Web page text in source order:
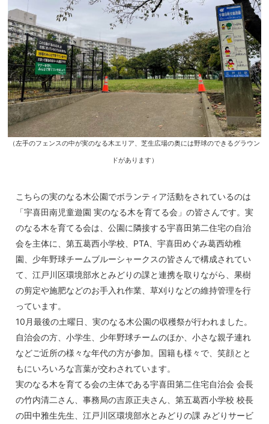
（左手のフェンスの中が実のなる木エリア、芝生広場の奥には野球のできるグラウン
ドがあります）
こちらの実のなる木公園でボランティア活動をされているのは
「宇喜田南児童遊園 実のなる木を育てる会」の皆さんです。実
のなる木を育てる会は、公園に隣接する宇喜田第二住宅の自治
会を主体に、第五葛西小学校、PTA、宇喜田めぐみ葛西幼稚
園、少年野球チームブルーシャークスの皆さんで構成されてい
て、江戸川区環境部水とみどりの課と連携を取りながら、果樹
の剪定や施肥などのお手入れ作業、草刈りなどの維持管理を行
っています。
10月最後の土曜日、実のなる木公園の収穫祭が行われました。
自治会の方、小学生、少年野球チームのほか、小さな親子連れ
などご近所の様々な年代の方が参加。国籍も様々で、笑顔とと
もにいろいろな言葉が交わされています。
実のなる木を育てる会の主体である宇喜田第二住宅自治会 会長
の竹内清二さん、事務局の吉原正夫さん、第五葛西小学校 校長
の田中雅生先生、江戸川区環境部水とみどりの課 みどりサービ